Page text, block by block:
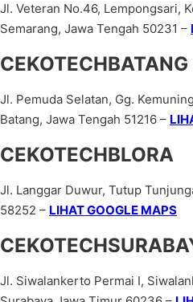
Jl. Veteran No.46, Lempongsari,
Semarang, Jawa Tengah 50231 –
CEKOTECHBATANG
Jl. Pemuda Selatan, Gg.
Batang, Jawa Tengah 51216 –
CEKOTECHBLORA
Jl. Langgar Duwur, Tutup
58252 – LIHAT GOOGLE MAPS
Jl. Siwalankerto Permai I,